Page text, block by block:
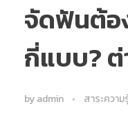
จัดฟันต้อ
กี่แบบ? ต่
byadmin สาระความ